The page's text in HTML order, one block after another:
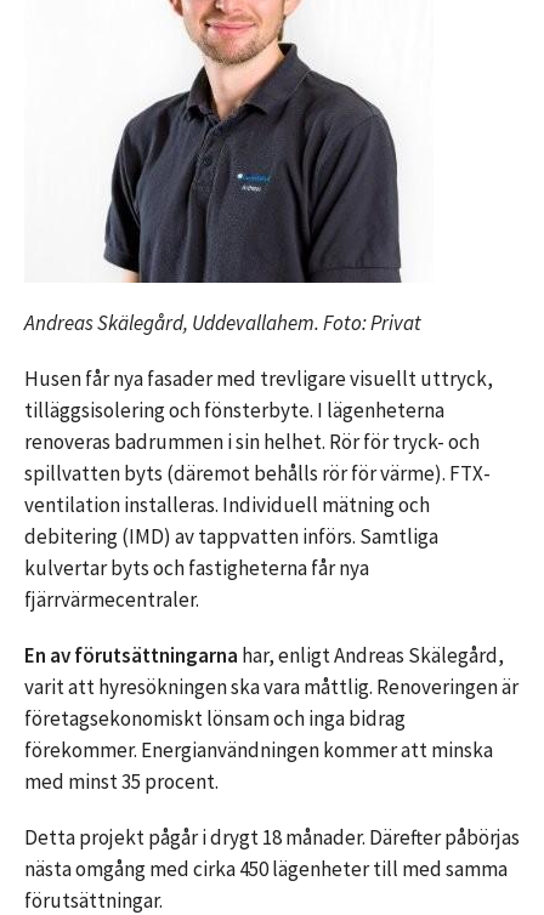
Andreas Skälegård, Uddevallahem. Foto: Privat
Husen får nya fasader med trevligare visuellt uttryck,
tilläggsisolering och fönsterbyte. I lägenheterna
renoveras badrummen i sin helhet. Rör för tryck- och
spillvatten byts (däremot behålls rör för värme). FTX-
ventilation installeras. Individuell mätning och
debitering (IMD) av tappvatten införs. Samtliga
kulvertar byts och fastigheterna får nya
fjärrvärmecentraler.
En av förutsättningarna har, enligt Andreas Skälegård,
varit att hyresökningen ska vara måttlig. Renoveringen är
företagsekonomiskt lönsam och inga bidrag
förekommer. Energianvändningen kommer att minska
med minst 35 procent.
Detta projekt pågår i drygt 18 månader. Därefter påbörjas
nästa omgång med cirka 450 lägenheter till med samma
förutsättningar.